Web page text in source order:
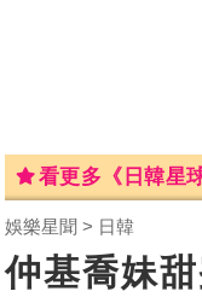
看更多《日韓星
娛樂星聞 日韓
仲基喬妹